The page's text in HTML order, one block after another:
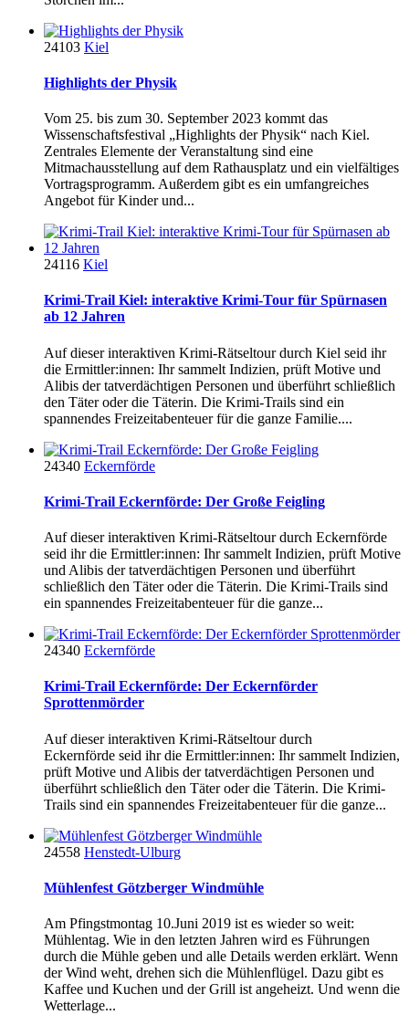
24103 Kiel
Highlights der Physik
Vom 25. bis zum 30. September 2023 kommt das
Wissenschaftsfestival „Highlights der Physik“ nach Kiel.
Zentrales Elemente der Veranstaltung sind eine
Mitmachausstellung auf dem Rathausplatz und ein vielfältiges
Vortragsprogramm. Außerdem gibt es ein umfangreiches
Angebot für Kinder und...
24116 Kiel
Krimi-Trail Kiel: interaktive Krimi-Tour für Spürnasen
ab 12 Jahren
Auf dieser interaktiven Krimi-Rätseltour durch Kiel seid ihr
die Ermittler:innen: Ihr sammelt Indizien, prüft Motive und
Alibis der tatverdächtigen Personen und überführt schließlich
den Täter oder die Täterin. Die Krimi-Trails sind ein
spannendes Freizeitabenteuer für die ganze Familie....
24340 Eckernförde
Krimi-Trail Eckernförde: Der Große Feigling
Auf dieser interaktiven Krimi-Rätseltour durch Eckernförde
seid ihr die Ermittler:innen: Ihr sammelt Indizien, prüft Motive
und Alibis der tatverdächtigen Personen und überführt
schließlich den Täter oder die Täterin. Die Krimi-Trails sind
ein spannendes Freizeitabenteuer für die ganze...
24340 Eckernförde
Krimi-Trail Eckernförde: Der Eckernförder
Sprottenmörder
Auf dieser interaktiven Krimi-Rätseltour durch
Eckernförde seid ihr die Ermittler:innen: Ihr sammelt Indizien,
prüft Motive und Alibis der tatverdächtigen Personen und
überführt schließlich den Täter oder die Täterin. Die Krimi-
Trails sind ein spannendes Freizeitabenteuer für die ganze...
24558 Henstedt-Ulburg
Mühlenfest Götzberger Windmühle
Am Pfingstmontag 10.Juni 2019 ist es wieder so weit:
Mühlentag. Wie in den letzten Jahren wird es Führungen
durch die Mühle geben und alle Details werden erklärt. Wenn
der Wind weht, drehen sich die Mühlenflügel. Dazu gibt es
Kaffee und Kuchen und der Grill ist angeheizt. Und wenn die
Wetterlage...